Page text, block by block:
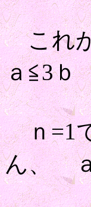
これが
ａ≦3ｂ
ｎ=1
ん、